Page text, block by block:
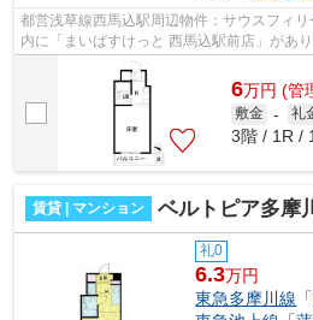
都営浅草線西馬込駅周辺物件：サウスフィ
内に「まいばすけっと 西馬込駅前店」があ
て、自信をもって情報を提供できるマンシ...
6万円 (管
敷金 - 礼
3階 / 1R /
賃貸 | マンション ベルトピア多摩川
礼0
6.3万円
東急多摩川線 「